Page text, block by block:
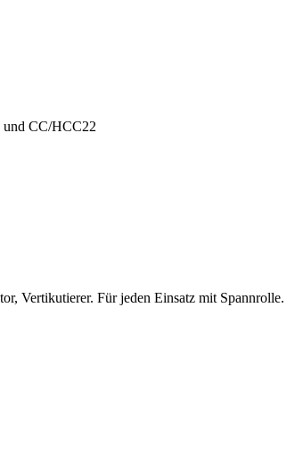
CC/HCC22
Vertikutierer. Für jeden Einsatz mit Spannrolle.